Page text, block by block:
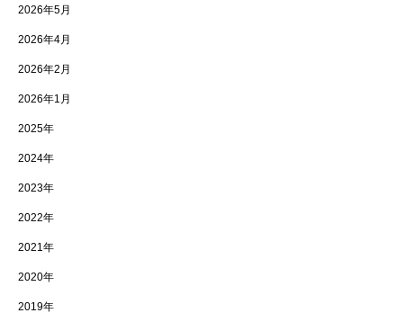
2026年5月
2026年4月
2026年2月
2026年1月
2025年
2024年
2023年
2022年
2021年
2020年
2019年